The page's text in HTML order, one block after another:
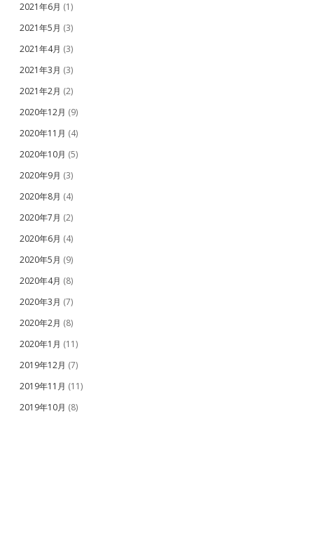
2021年6月 (1)
2021年5月 (3)
2021年4月 (3)
2021年3月 (3)
2021年2月 (2)
2020年12月 (9)
2020年11月 (4)
2020年10月 (5)
2020年9月 (3)
2020年8月 (4)
2020年7月 (2)
2020年6月 (4)
2020年5月 (9)
2020年4月 (8)
2020年3月 (7)
2020年2月 (8)
2020年1月 (11)
2019年12月 (7)
2019年11月 (11)
2019年10月 (8)